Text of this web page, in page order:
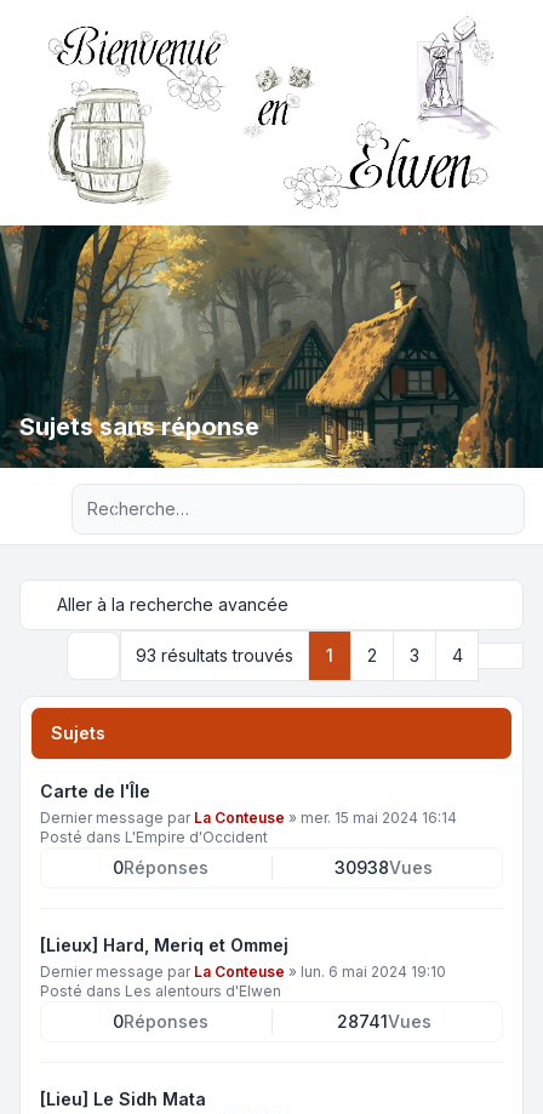
Sujets sans réponse
Recherche avancée
Aller à la recherche avancée
Rechercher93 résultats trouvés 1 2 3 4
Sujets
Carte de l'Île
Dernier message par La Conteuse » mer. 15 mai 2024 16:14
Posté dans L'Empire d'Occident
0Réponses 30938Vues
[Lieux] Hard, Meriq et Ommej
Dernier message par La Conteuse » lun. 6 mai 2024 19:10
Posté dans Les alentours d'Elwen
0Réponses 28741Vues
[Lieu] Le Sidh Mata